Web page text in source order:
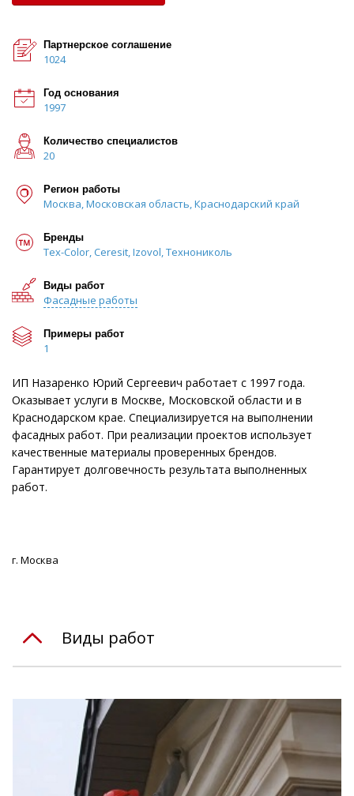
Партнерское соглашение
1024
Год основания
1997
Количество специалистов
20
Регион работы
Москва, Московская область, Краснодарский край
Бренды
Tex-Color, Ceresit, Izovol, Технониколь
Виды работ
Фасадные работы
Примеры работ
1
ИП Назаренко Юрий Сергеевич работает с 1997 года.
Оказывает услуги в Москве, Московской области и в
Краснодарском крае. Специализируется на выполнении
фасадных работ. При реализации проектов использует
качественные материалы проверенных брендов.
Гарантирует долговечность результата выполненных
работ.
г. Москва
Виды работ